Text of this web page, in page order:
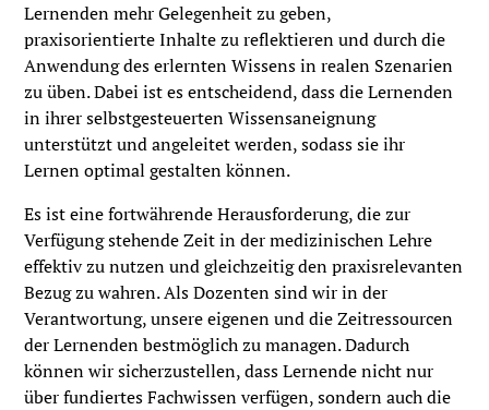
Lernenden mehr Gelegenheit zu geben,
praxisorientierte Inhalte zu reflektieren und durch die
Anwendung des erlernten Wissens in realen Szenarien
zu üben. Dabei ist es entscheidend, dass die Lernenden
in ihrer selbstgesteuerten Wissensaneignung
unterstützt und angeleitet werden, sodass sie ihr
Lernen optimal gestalten können.
Es ist eine fortwährende Herausforderung, die zur
Verfügung stehende Zeit in der medizinischen Lehre
effektiv zu nutzen und gleichzeitig den praxisrelevanten
Bezug zu wahren. Als Dozenten sind wir in der
Verantwortung, unsere eigenen und die Zeitressourcen
der Lernenden bestmöglich zu managen. Dadurch
können wir sicherzustellen, dass Lernende nicht nur
über fundiertes Fachwissen verfügen, sondern auch die